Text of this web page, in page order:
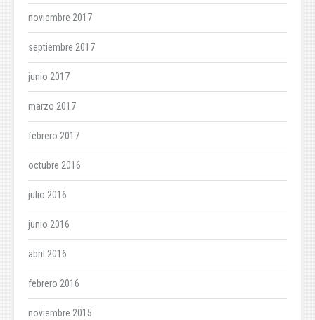
noviembre 2017
septiembre 2017
junio 2017
marzo 2017
febrero 2017
octubre 2016
julio 2016
junio 2016
abril 2016
febrero 2016
noviembre 2015